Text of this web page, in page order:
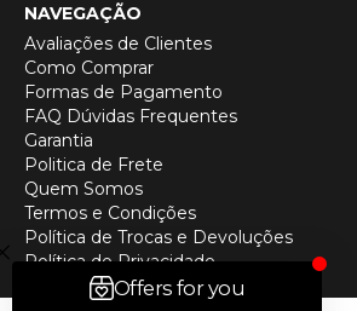
NAVEGAÇÃO
Avaliações de Clientes
Como Comprar
Formas de Pagamento
FAQ Dúvidas Frequentes
Garantia
Politica de Frete
Quem Somos
Termos e Condições
Política de Trocas e Devoluções
Política de Privacidade